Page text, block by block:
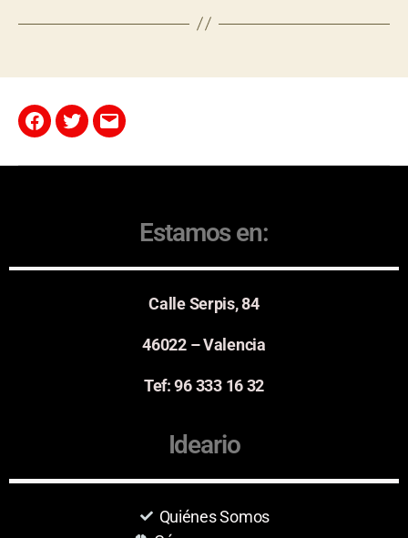
Estamos en:
Calle Serpis, 84
46022 – Valencia
Tef: 96 333 16 32
Ideario
Quiénes Somos